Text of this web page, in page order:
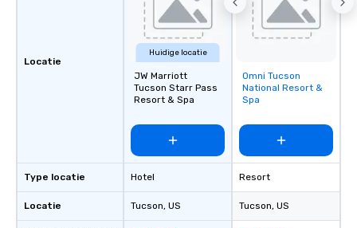
Locatie
Type locatie
Locatie
Huidige locatie
JW Marriott
Tucson Starr Pass
Resort & Spa
Hotel
Tucson, US
Removed from
favorites
Omni Tucson
National Resort &
Spa
Resort
Tucson, US